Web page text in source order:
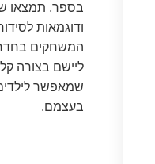
בספר, תמצאו
ודוגמאות
המשחקים בחדר
ליישם בצורה
שמאפשר
בעצמם.